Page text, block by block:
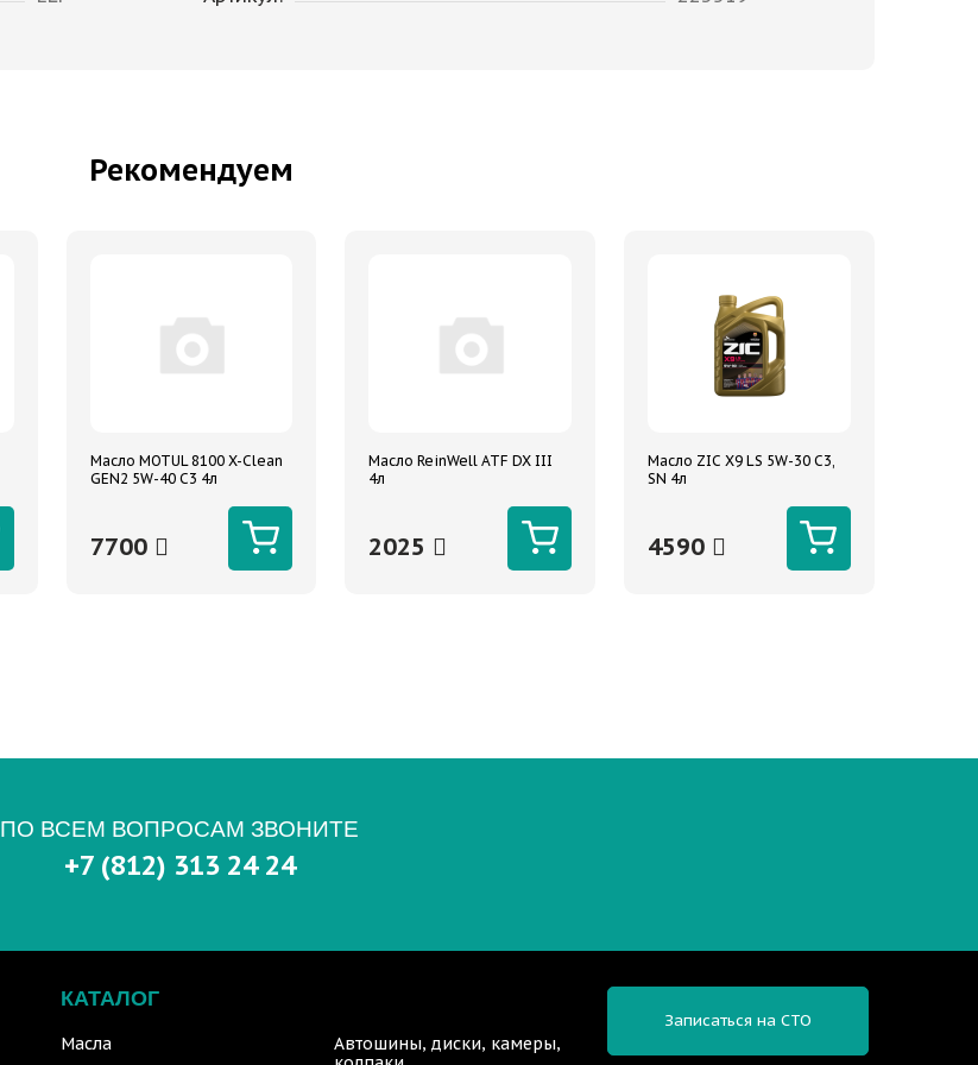
Рекомендуем
Масло MOTUL 8100 X-Clean
GEN2 5W-40 C3 4л
7700
Масло ReinWell ATF DX III
4л
2025
Масло ZIC X9 LS 5W-30 C3,
SN 4л
4590
ПО ВСЕМ ВОПРОСАМ ЗВОНИТЕ
+7 (812) 313 24 24
КАТАЛОГ
Масла
Автошины, диски, камеры,
Записаться на СТО